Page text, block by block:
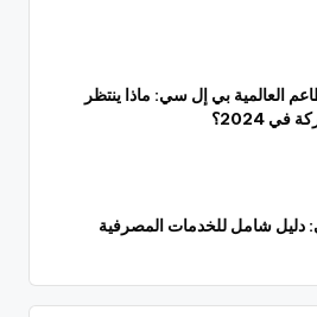
العالمية بي إل سي: ماذا ينتظر
2024؟
شامل للخدمات المصرفية